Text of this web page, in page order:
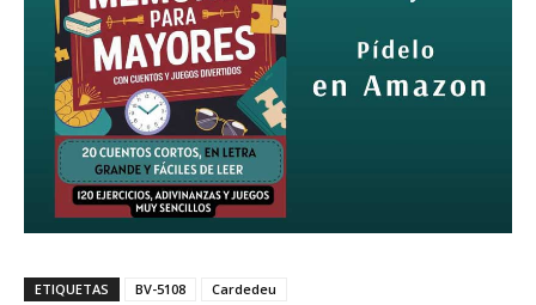
ETIQUETAS BV-5108 Cardedeu